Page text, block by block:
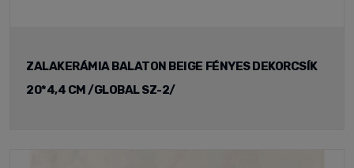
ZALAKERÁMIA BALATON BEIGE FÉNYES DEKORCSÍK
20*4,4 CM /GLOBAL SZ-2/